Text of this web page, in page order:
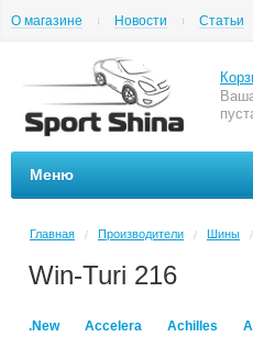
О магазине Новости
Статьи
Меню
Главная / Производители / Шины /
Win-Turi 216
.New Accelera Achilles